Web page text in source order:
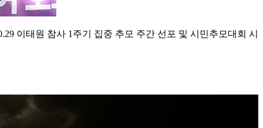
이태원 참사 1주기 집중 추모 주간 선포 및 시민추모대회 시